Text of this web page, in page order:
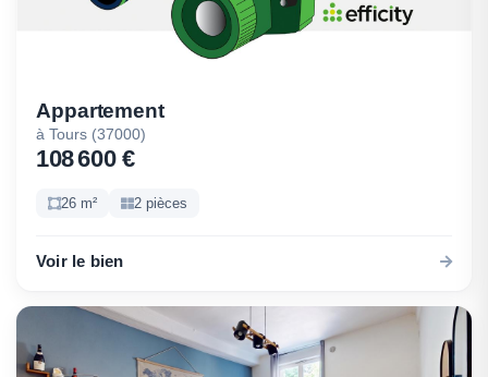
Appartement
à Tours (37000)
108 600 €
26 m² 2 pièces
Voir le bien